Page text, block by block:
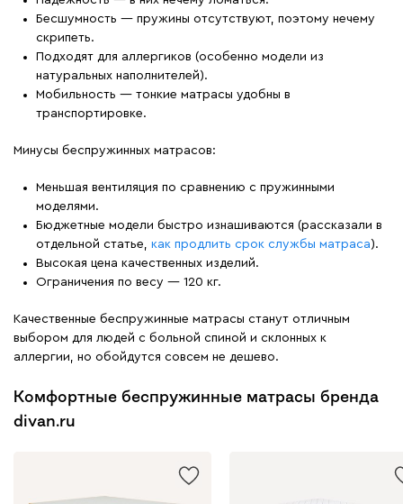
Бесшумность — пружины отсутствуют, поэтому нечему
скрипеть.
Подходят для аллергиков (особенно модели из
натуральных наполнителей).
Мобильность — тонкие матрасы удобны в
транспортировке.
Минусы беспружинных матрасов:
Меньшая вентиляция по сравнению с пружинными
моделями.
Бюджетные модели быстро изнашиваются (рассказали в
отдельной статье, как продлить срок службы матраса).
Высокая цена качественных изделий.
Ограничения по весу — 120 кг.
Качественные беспружинные матрасы станут отличным
выбором для людей с больной спиной и склонных к
аллергии, но обойдутся совсем не дешево.
Комфортные беспружинные матрасы бренда
divan.ru